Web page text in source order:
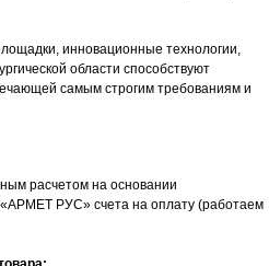
инновационные технологии,
области способствуют
самым строгим требованиям и
расчетом на основании
РУС» счета на оплату (работаем